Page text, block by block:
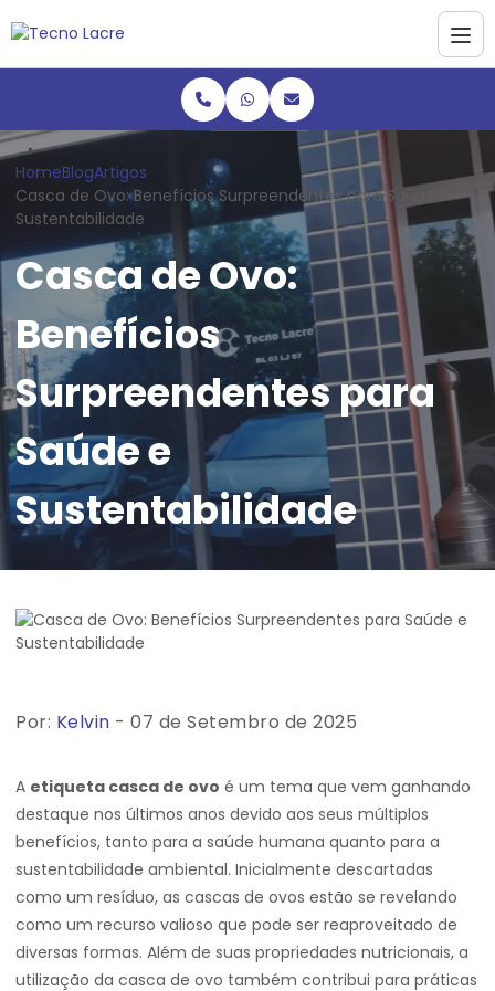
HomeBlogArtigos
Casca de Ovo: Benefícios Surpreendentes para Saúde e
Sustentabilidade
Casca de Ovo:
Benefícios
Surpreendentes para
Saúde e
Sustentabilidade
Por: Kelvin - 07 de Setembro de 2025
A etiqueta casca de ovo é um tema que vem ganhando
destaque nos últimos anos devido aos seus múltiplos
benefícios, tanto para a saúde humana quanto para a
sustentabilidade ambiental. Inicialmente descartadas
como um resíduo, as cascas de ovos estão se revelando
como um recurso valioso que pode ser reaproveitado de
diversas formas. Além de suas propriedades nutricionais, a
utilização da casca de ovo também contribui para práticas